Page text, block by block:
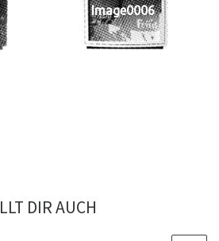
Image0006
DIR AUCH